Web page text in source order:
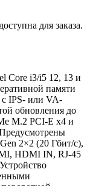
для заказа.
Core i3/i5 12, 13 и
памяти
IPS- или VA-
обновления до
M.2 PCI-E x4 и
2×2 (20 Гбит/с),
HDMI IN, RJ-45